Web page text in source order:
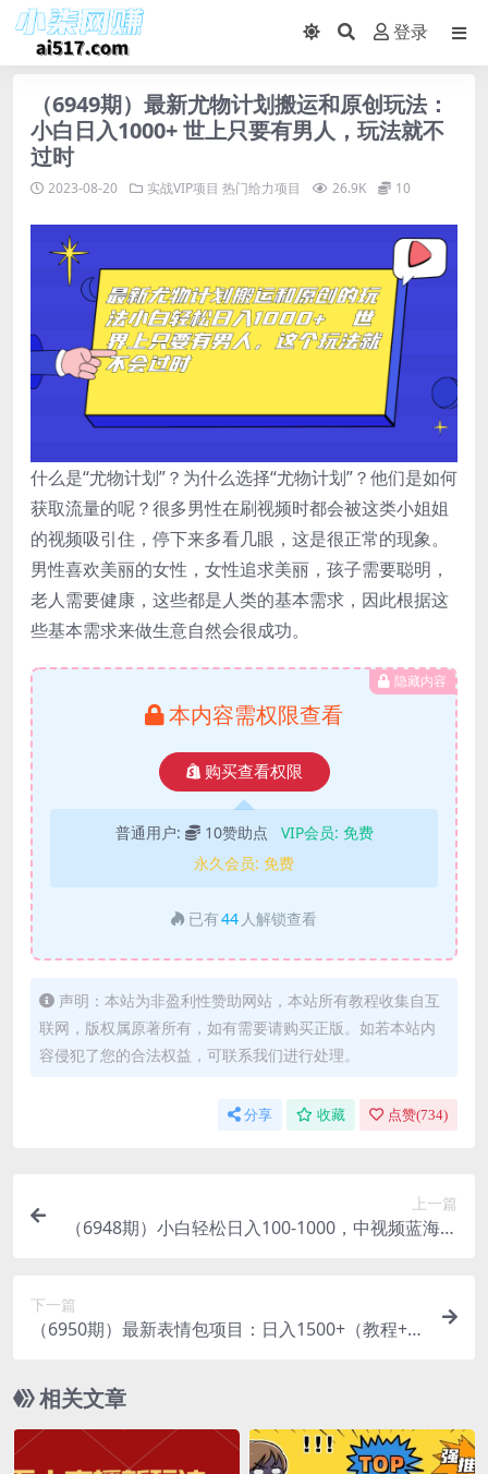
登录
（6949期）最新尤物计划搬运和原创玩法：
小白日入1000+ 世上只要有男人，玩法就不
过时
2023-08-20 实战VIP项目 热门给力项目 26.9K 10
什么是“尤物计划”？为什么选择“尤物计划”？他们是如何
获取流量的呢？很多男性在刷视频时都会被这类小姐姐
的视频吸引住，停下来多看几眼，这是很正常的现象。
男性喜欢美丽的女性，女性追求美丽，孩子需要聪明，
老人需要健康，这些都是人类的基本需求，因此根据这
些基本需求来做生意自然会很成功。
隐藏内容
本内容需权限查看
购买查看权限
普通用户: 10赞助点 VIP会员: 免费
永久会员: 免费
已有44 人解锁查看
声明：本站为非盈利性赞助网站，本站所有教程收集自互
联网，版权属原著所有，如有需要请购买正版。如若本站内
容侵犯了您的合法权益，可联系我们进行处理。
分享 收藏 点赞(734)
上一篇
（6948期）小白轻松日入100-1000，中视频蓝海计
下一篇
（6950期）最新表情包项目：日入1500+（教程+文
相关文章